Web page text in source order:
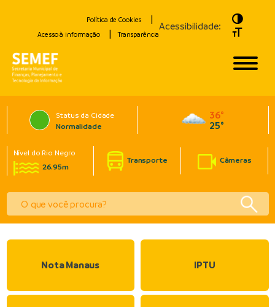
Política de Cookies
Acesso à informação
Transparência
Acessibilidade:
Toggle
Toggle
Status da Cidade
Normalidade
36°
25°
Nível do Rio Negro
26.95m
Transporte Câmeras
Nota Manaus IPTU